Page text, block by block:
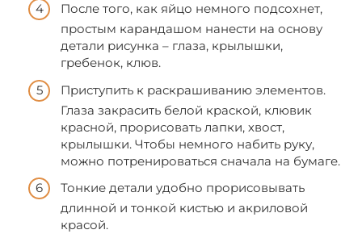
После того, как яйцо немного подсохнет,
простым карандашом нанести на основу
детали рисунка – глаза, крылышки,
гребенок, клюв.
Приступить к раскрашиванию элементов.
Глаза закрасить белой краской, клювик
красной, прорисовать лапки, хвост,
крылышки. Чтобы немного набить руку,
можно потренироваться сначала на бумаге.
Тонкие детали удобно прорисовывать
длинной и тонкой кистью и акриловой
красой.